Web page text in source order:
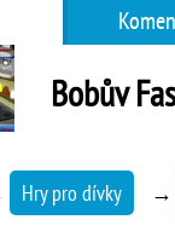
Bobův
Hry pro dívky →